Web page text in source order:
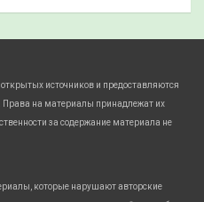
источников и предоставляются
Права на материалы принадлежат их
за содержание материала не
которые нарушают авторские